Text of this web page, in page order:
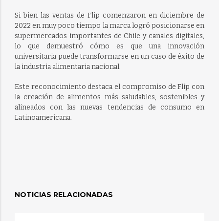
Si bien las ventas de Flip comenzaron en diciembre de
2022 en muy poco tiempo la marca logró posicionarse en
supermercados importantes de Chile y canales digitales,
lo que demuestró cómo es que una innovación
universitaria puede transformarse en un caso de éxito de
la industria alimentaria nacional.
Este reconocimientodestaca el compromiso de Flip con
la creación de alimentos más saludables, sostenibles y
alineados con las nuevas tendencias de consumo en
Latinoamericana.
NOTICIAS RELACIONADAS